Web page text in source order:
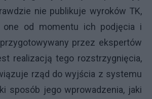
nie publikuje wyroków TK,
one od momentu ich podjęcia i
przez ekspertów
realizacją tego rozstrzygnięcia,
rząd do wyjścia z systemu
sposób jego wprowadzenia, jaki